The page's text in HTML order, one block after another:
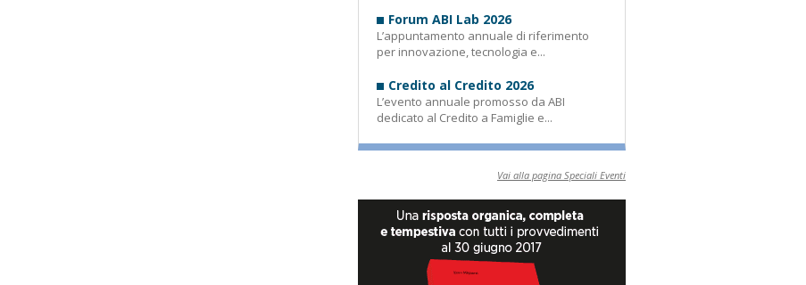
Forum ABI Lab 2026
L’appuntamento annuale di riferimento
per innovazione, tecnologia e...
Credito al Credito 2026
L’evento annuale promosso da ABI
dedicato al Credito a Famiglie e...
Vai alla pagina Speciali Eventi